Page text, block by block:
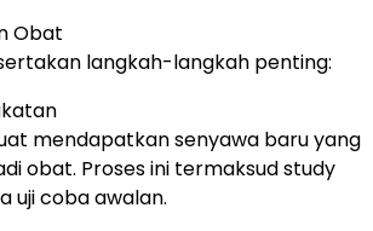
Obat
langkah-langkah penting:
mendapatkan senyawa baru yang
obat. Proses ini termaksud study
uji coba awalan.